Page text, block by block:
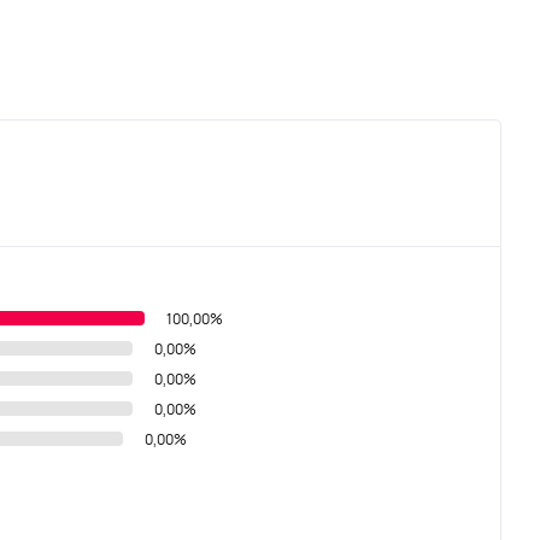
100,00%
0,00%
0,00%
0,00%
0,00%